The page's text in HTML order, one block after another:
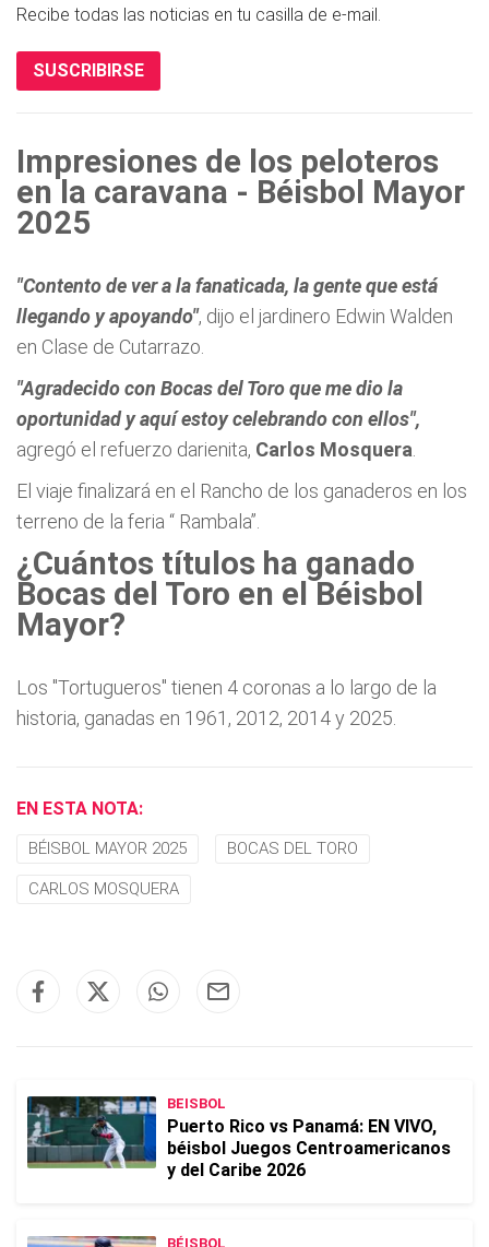
Recibe todas las noticias en tu casilla de e-mail.
SUSCRIBIRSE
Impresiones de los peloteros
en la caravana - Béisbol Mayor
2025
"Contento de ver a la fanaticada, la gente que está
llegando y apoyando", dijo el jardinero Edwin Walden
en Clase de Cutarrazo.
"Agradecido con Bocas del Toro que me dio la
oportunidad y aquí estoy celebrando con ellos",
agregó el refuerzo darienita, Carlos Mosquera
El viaje finalizará en el Rancho de los ganaderos en los
terreno de la feria “ Rambala”.
¿Cuántos títulos ha ganado
Bocas del Toro en el Béisbol
Mayor?
Los "Tortugueros" tienen 4 coronas a lo largo de la
historia, ganadas en 1961, 2012, 2014 y 2025.
EN ESTA NOTA:
BÉISBOL MAYOR 2025 BOCAS DEL TORO
CARLOS MOSQUERA
BEISBOL
Puerto Rico vs Panamá: EN VIVO,
béisbol Juegos Centroamericanos
y del Caribe 2026
BÉISBOL